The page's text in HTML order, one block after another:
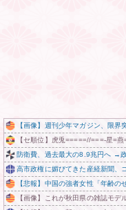
【画像】週刊少年マガジン、限界
【セ順位】虎兎=====//===‐星=
防衛費、過去最大の8.9兆円へ →
高市政権に媚びてきた産経新聞、
【悲報】中国の強者女性「年齢
【画像】これが秋田県の雑誌モ